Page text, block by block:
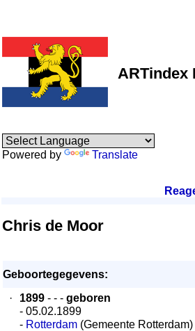
ARTindex
Powered by Translate
Chris de Moor
Geboortegegevens:
·
1899 - - - geboren
- 05.02.1899
- Rotterdam (Gemeente Rotterdam)